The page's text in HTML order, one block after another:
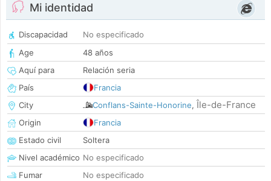
Mi identidad
Discapacidad
No especificado
Age
48 años
Aquí para
Relación seria
País
Francia
City
Conflans-Sainte-Honorine, Île-de-France
Origin
Francia
Estado civil
Soltera
Nivel académico No especificado
Fumar
No especificado